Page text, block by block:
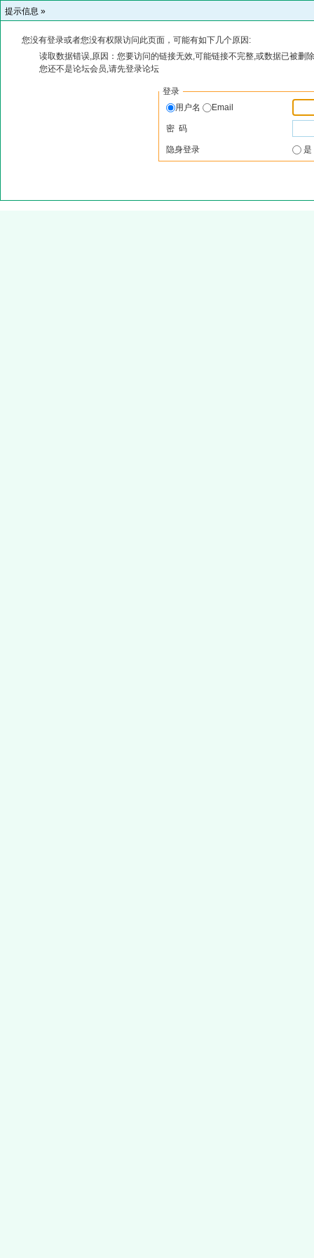
提示信息 »
您没有登录或者您没有权限访问此页面，可能有如下几个原因:
读取数据错误,原因：您要访问的链接无效,可能链接不完整,或数据已被删
您还不是论坛会员,请先登录论坛
登录
用户名
Email
密 码
隐身登录